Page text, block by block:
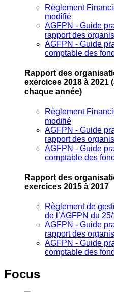
Règlement
modifié
AGFPN ‐ Guide
rapport des
AGFPN ‐ Guide
comptable des
Rapport des
exercices 2018 à 2021
chaque année)
Règlement
modifié
AGFPN ‐ Guide
rapport des
AGFPN ‐ Guide
comptable des
Rapport des
exercices 2015 à 2017
Règlement de
de l’AGFPN du
AGFPN ‐ Guide
rapport des
AGFPN ‐ Guide
comptable des
Focus